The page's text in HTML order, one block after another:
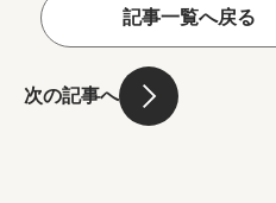
記事一覧へ戻る
次の記事へ